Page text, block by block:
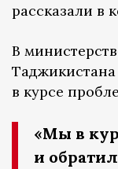
рассказали в
В
в курсе
«Мы в
и